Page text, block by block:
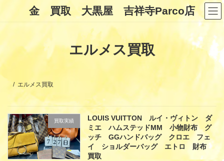
ン
キ
ッ
ー
に
移
金 買取 大黒屋 吉祥寺Parco店
エルメス買取
エルメス買取
買取実績
LOUIS VUITTON ルイ・ヴィトン ダ
ミエ ハムステッドMM 小物財布 グ
ッチ GGハンドバッグ クロエ フェ
イ ショルダーバッグ エトロ 財布
買取